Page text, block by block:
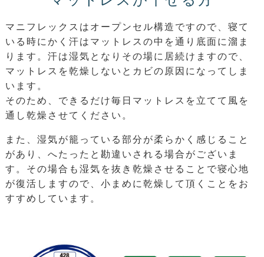
マニフレックスはオープンセル構造ですので、寝て
いる時にかく汗はマットレスの中を通り底面に溜ま
ります。汗は湿気となりその場に居続けますので、
マットレスを乾燥しないとカビの原因になってしま
います。
そのため、できるだけ毎日マットレスを立てて風を
通し乾燥させてください。
また、湿気が籠っている部分が柔らかく感じること
があり、へたったと勘違いされる場合がございま
す。その場合も湿気を抜き乾燥させることで寝心地
が復活しますので、小まめに乾燥して頂くことをお
すすめしています。